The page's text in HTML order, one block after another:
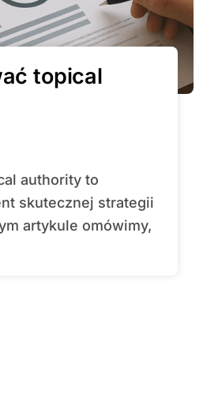
topical
skutecznej strategii
artykule omówimy,